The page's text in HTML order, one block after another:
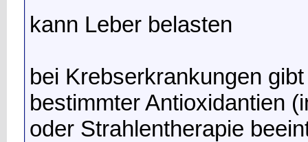
kann Leber belasten
bei Krebserkrankungen
bestimmter Antioxidantien
oder Strahlentherapie